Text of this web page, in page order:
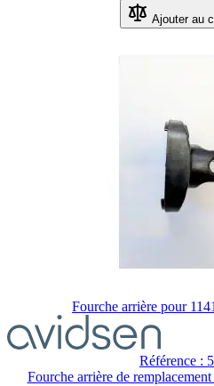
Ajouter au
Fourche arrière pour
Référence :
Fourche arrière de